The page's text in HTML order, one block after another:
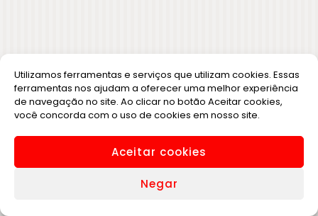
Utilizamos ferramentas e serviços que utilizam cookies. Essas
ferramentas nos ajudam a oferecer uma melhor experiência
de navegação no site. Ao clicar no botão Aceitar cookies,
você concorda com o uso de cookies em nosso site.
Aceitar cookies
Negar